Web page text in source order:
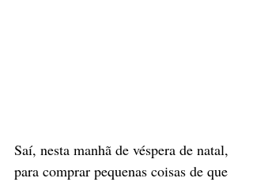
Saí, nesta manhã de véspera de natal,
para comprar pequenas coisas de que